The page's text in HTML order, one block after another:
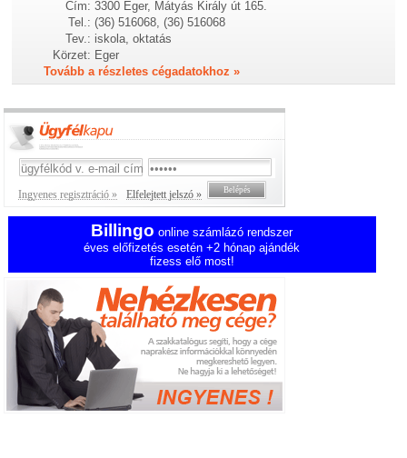
Cím: 3300 Eger, Mátyás Király út 165.
Tel.: (36) 516068, (36) 516068
Tev.: iskola, oktatás
Körzet: Eger
Tovább a részletes cégadatokhoz »
Ingyenes regisztráció » Elfelejtett jelszó »
Billingo online számlázó rendszer
éves előfizetés esetén +2 hónap ajándék
fizess elő most!